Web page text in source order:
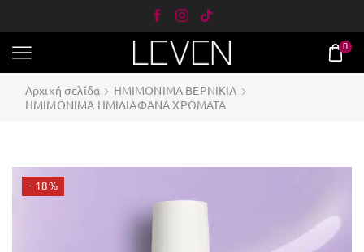
0
Αρχική σελίδα
ΗΜΙΜΟΝΙΜΑ ΒΕΡΝΙΚΙΑ
ΗΜΙΜΟΝΙΜΑ ΗΜΙΔΙΑΦΑΝΑ ΧΡΩΜΑΤΑ
- 18%